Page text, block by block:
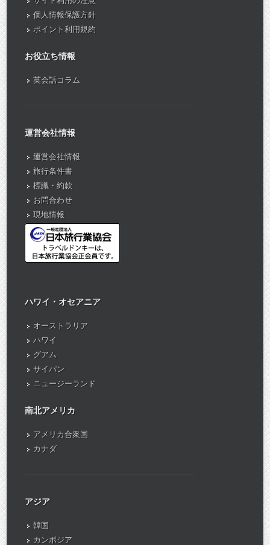
個人情報保護方針
ポイント利用規約
お役立ち情報
英会話コラム
運営会社情報
運営会社情報
旅行条件書
標識・約款
お問合わせ
現地情報
ハワイ・オセアニア
オーストラリア
ハワイ
グアム
サイパン
ニュージーランド
南北アメリカ
アメリカ合衆国
カナダ
アジア
韓国
カンボジア